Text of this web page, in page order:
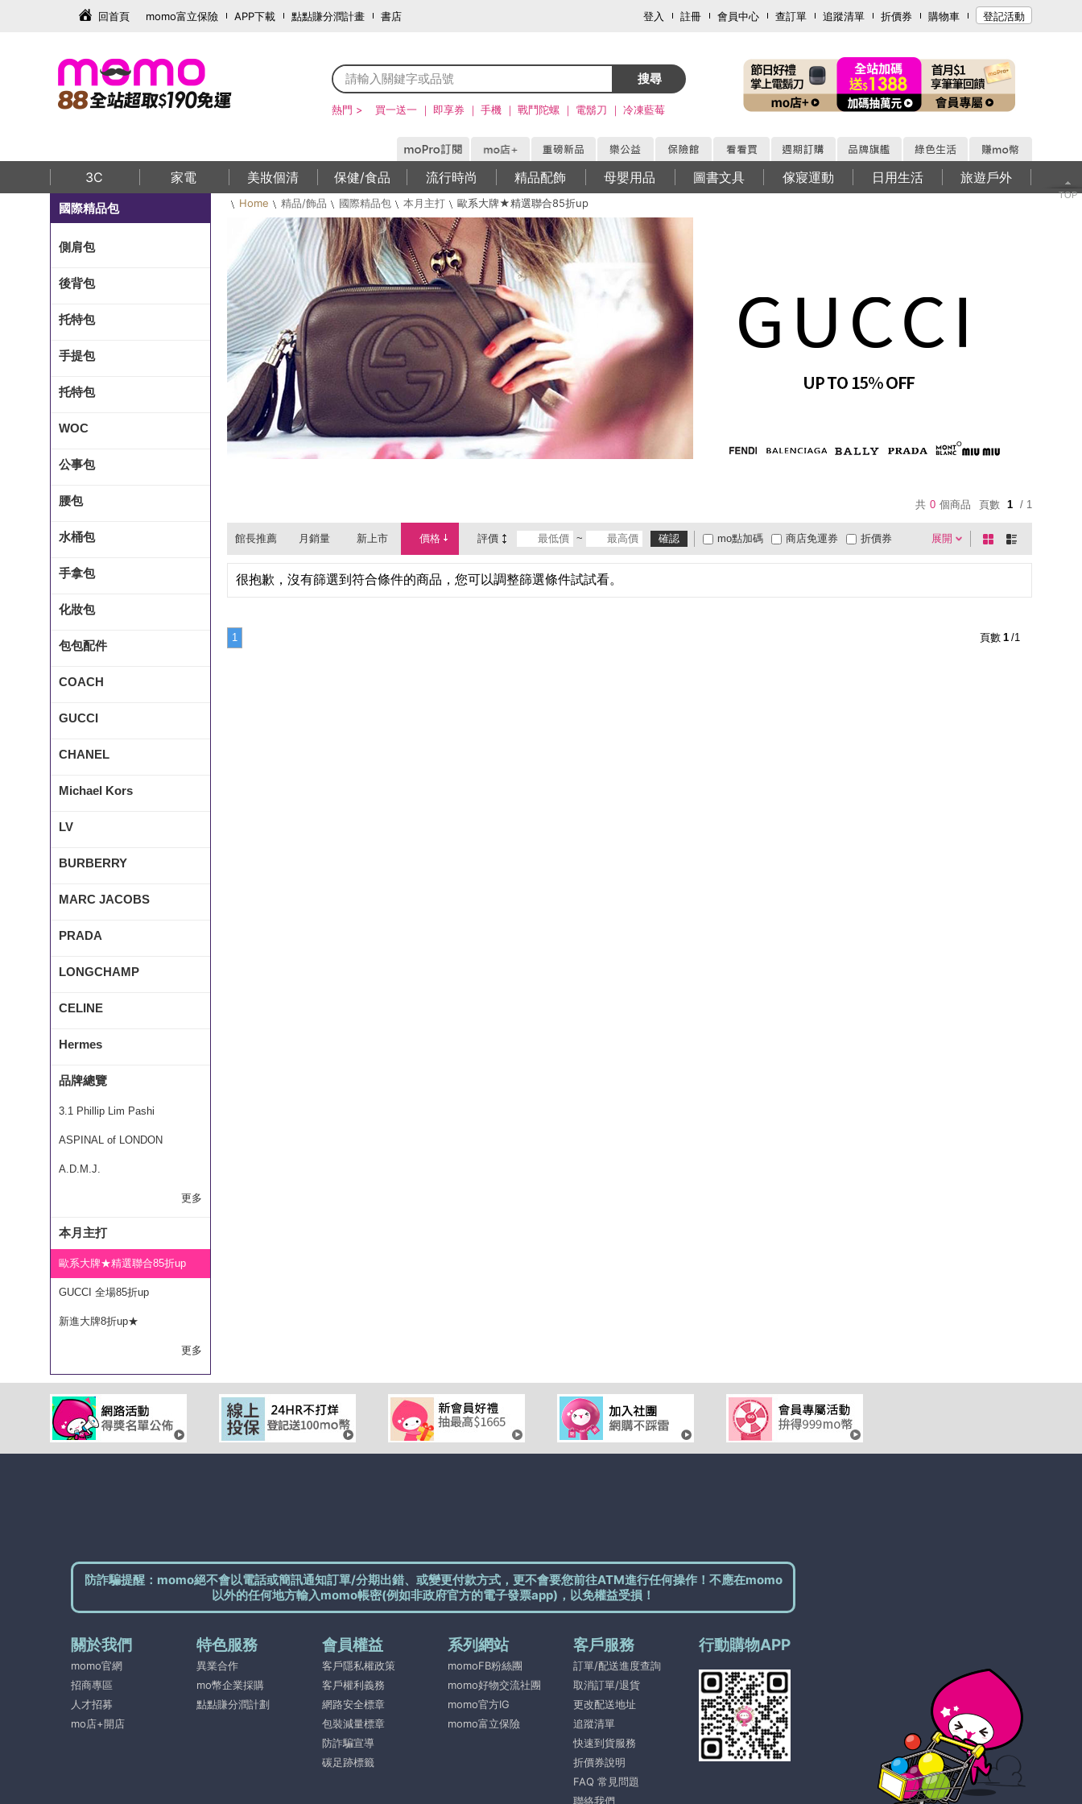
回首頁 momo富立保險 APP下載 點點賺分潤計畫 書店 登入 註冊 會員中心 查訂單 追蹤清單 折價券 購物車 登記活動
搜尋
熱門 > 買一送一 即享券 手機 戰鬥陀螺 電鬍刀 冷凍藍莓
3C 家電 美妝個清 保健/食品 流行時尚 精品配飾 母嬰用品 圖書文具 傢寢運動 日用生活 旅遊戶外
Home 精品/飾品 國際精品包 本月主打 歐系大牌★精選聯合85折up
國際精品包
側肩包
後背包
托特包
手提包
托特包
WOC
公事包
腰包
水桶包
手拿包
化妝包
包包配件
COACH
GUCCI
CHANEL
Michael Kors
LV
BURBERRY
MARC JACOBS
PRADA
LONGCHAMP
CELINE
Hermes
品牌總覽
3.1 Phillip Lim Pashi
ASPINAL of LONDON
A.D.M.J.
更多
本月主打
歐系大牌★精選聯合85折up
GUCCI 全場85折up
新進大牌8折up★
更多
共 0 個商品 頁數 1 / 1
館長推薦 月銷量 新上市 價格 評價 ~ 確認 展開
mo點加碼 商店免運券
折價券
0利率
商品有量
快速到貨
棋
盤
列
很抱歉，沒有篩選到符合條件的商品，您可以調整篩選條件試試看。
頁數 1 /1
1
TOP
防詐騙提醒：momo絕不會以電話或簡訊通知訂單/分期出錯、或變更付款方式，更不會要您前往ATM進行任何操作！不應在momo
以外的任何地方輸入momo帳密(例如非政府官方的電子發票app)，以免權益受損！
關於我們
momo官網
招商專區
人才招募
mo店+開店
特色服務
異業合作
mo幣企業採購
點點賺分潤計劃
會員權益
客戶隱私權政策
客戶權利義務
網路安全標章
包裝減量標章
防詐騙宣導
碳足跡標籤
系列網站
momoFB粉絲團
momo好物交流社團
momo官方IG
momo富立保險
客戶服務
訂單/配送進度查詢
取消訂單/退貨
更改配送地址
追蹤清單
快速到貨服務
折價券說明
FAQ 常見問題
聯絡我們
行動購物APP